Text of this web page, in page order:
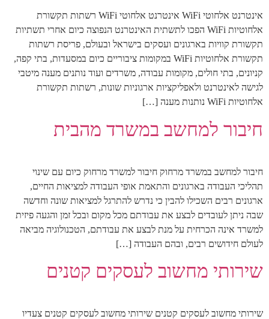
אינטרנט אלחוטי WiFi אינטרנט אלחוטי WiFi רשתות תקשורת
אלחוטיות WiFi הפכו לתשתית האינטרנט הנפוצה כיום אחרי תשתיות
תקשורת קוויות בארגונים ועסקים בישראל ובעולם, פריסת רשתות
תקשורת אלחוטיות WiFi במקומות ציבוריים כיום במסעדות, בתי קפה,
קניונים, בתי חולים, מקומות עבודה, משרדים ועוד נותנים מענה מיטבי
לגישה לאינטרנט ולאפליקציות ארגוניות שונות, רשתות תקשורת
אלחוטיות WiFi נותנות מענה […]
חיבור למחשב במשרד מהבית
חיבור למחשב במשרד מרחוק חיבור למשרד מרחוק כיום עם שינוי
תהליכי העבודה בארגונים והתאמת אופי העבודה למציאות החיים,
ארגונים רבים השכילו להבין כי נדרש להתרגל למציאות שונה וחדשה
שבה ניתן לעובדים לבצע את עבודתם מכל מקום ובכל זמן והגעה פיזית
למשרד אינה הכרחית על מנת לבצע את עבודתם, הטכנולוגיה מביאה
לעולם חידושים רבים, ובהם העבודה […]
שירותי מחשוב לעסקים קטנים
שירותי מחשוב לעסקים קטנים שירותי מחשוב לעסקים קטנים צעדיו